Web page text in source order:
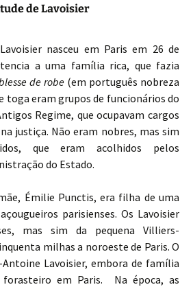
de Lavoisier
nasceu em Paris em 26 de
a uma família rica, que fazia
de robe (em português nobreza
toga eram grupos de funcionários do
Regime, que ocupavam cargos
justiça. Não eram nobres, mas sim
que eram acolhidos pelos
do Estado.
Émilie Punctis, era filha de uma
parisienses. Os Lavoisier
mas sim da pequena Villiers-
milhas a noroeste de Paris. O
Lavoisier, embora de família
forasteiro em Paris. Na época, as